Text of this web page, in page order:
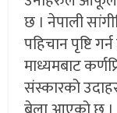
छ । नेपाली
पहिचान पृष्टि
माध्यमबाट
संस्कारको